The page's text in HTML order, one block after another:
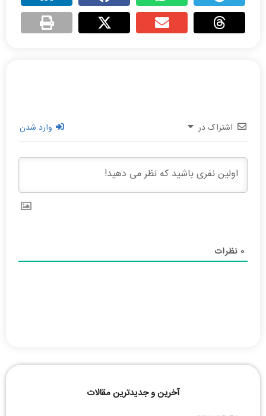
اشتراک در وارد شدن
0 نظرات
آخرین و جدیدترین مقالات